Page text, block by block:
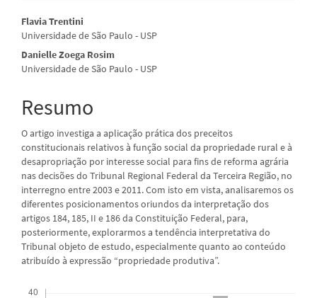
Conteúdo
do
artigo
principal
Flavia Trentini
Universidade de São Paulo - USP
Danielle Zoega Rosim
Universidade de São Paulo - USP
Resumo
O artigo investiga a aplicação prática dos preceitos
constitucionais relativos à função social da propriedade rural e à
desapropriação por interesse social para fins de reforma agrária
nas decisões do Tribunal Regional Federal da Terceira Região, no
interregno entre 2003 e 2011. Com isto em vista, analisaremos os
diferentes posicionamentos oriundos da interpretação dos
artigos 184, 185, II e 186 da Constituição Federal, para,
posteriormente, explorarmos a tendência interpretativa do
Tribunal objeto de estudo, especialmente quanto ao conteúdo
atribuído à expressão “propriedade produtiva”.